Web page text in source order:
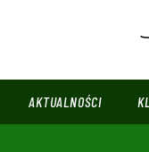
AKTUALNOŚCI